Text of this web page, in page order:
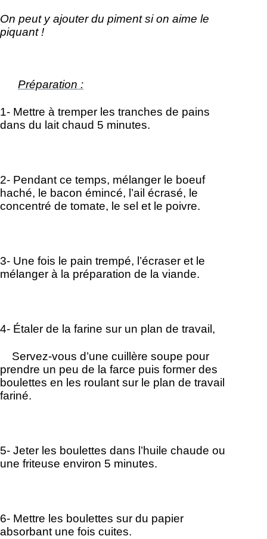
On peut y ajouter du piment si on aime le
piquant !
Préparation :
1- Mettre à tremper les tranches de pains
dans du lait chaud 5 minutes.
2- Pendant ce temps, mélanger le boeuf
haché, le bacon émincé, l’ail écrasé, le
concentré de tomate, le sel et le poivre.
3- Une fois le pain trempé, l’écraser et le
mélanger à la préparation de la viande.
4- Étaler de la farine sur un plan de travail,
Servez-vous d’une cuillère soupe pour
prendre un peu de la farce puis former des
boulettes en les roulant sur le plan de travail
fariné.
5- Jeter les boulettes dans l’huile chaude ou
une friteuse environ 5 minutes.
6- Mettre les boulettes sur du papier
absorbant une fois cuites.